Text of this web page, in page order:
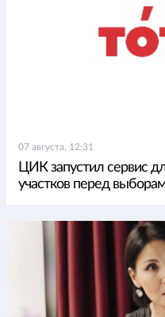
07 августа, 12:31
ЦИК запустил сервис
участков перед